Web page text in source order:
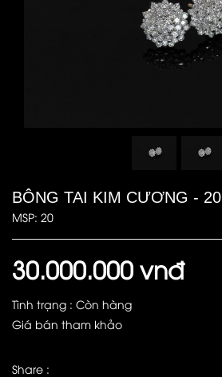
BÔNG TAI KIM CƯƠNG - 20
MSP: 20
30.000.000 vnđ
Tình trạng : Còn hàng
Giá bán tham khảo
Share :